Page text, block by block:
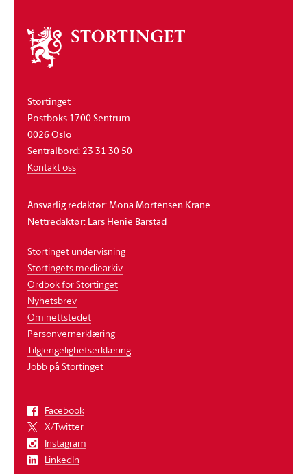
Om
stortinget
Stortinget
Postboks 1700 Sentrum
0026 Oslo
Sentralbord: 23 31 30 50
Kontakt oss
Ansvarlig redaktør: Mona Mortensen Krane
Nettredaktør: Lars Henie Barstad
Stortinget undervisning
Stortingets mediearkiv
Ordbok for Stortinget
Nyhetsbrev
Om nettstedet
Personvernerklæring
Tilgjengelighetserklæring
Jobb på Stortinget
Facebook
X/Twitter
Instagram
LinkedIn